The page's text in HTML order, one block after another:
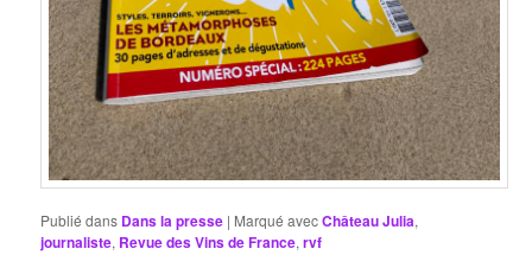
Publié dans Dans la presse | Marqué avecChâteau Julia,
journaliste, Revue des Vins de France,rvf